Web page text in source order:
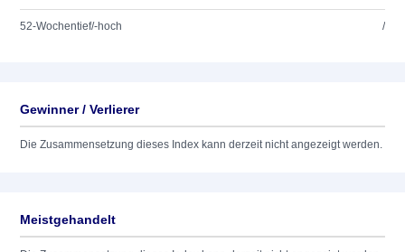
52-Wochentief/-hoch /
Gewinner / Verlierer
Die Zusammensetzung dieses Index kann derzeit nicht angezeigt werden.
Meistgehandelt